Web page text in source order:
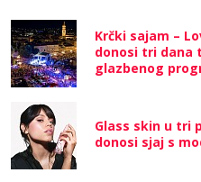
Krčki sajam –
donosi tri dana
glazbenog
Glass skin u tri
donosi sjaj s